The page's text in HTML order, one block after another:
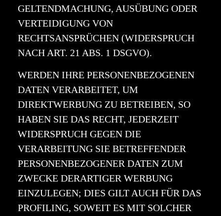
GELTENDMACHUNG, AUSÜBUNG ODER
VERTEIDIGUNG VON
RECHTSANSPRÜCHEN (WIDERSPRUCH
NACH ART. 21 ABS. 1 DSGVO).
WERDEN IHRE PERSONENBEZOGENEN
DATEN VERARBEITET, UM
DIREKTWERBUNG ZU BETREIBEN, SO
HABEN SIE DAS RECHT, JEDERZEIT
WIDERSPRUCH GEGEN DIE
VERARBEITUNG SIE BETREFFENDER
PERSONENBEZOGENER DATEN ZUM
ZWECKE DERARTIGER WERBUNG
EINZULEGEN; DIES GILT AUCH FÜR DAS
PROFILING, SOWEIT ES MIT SOLCHER